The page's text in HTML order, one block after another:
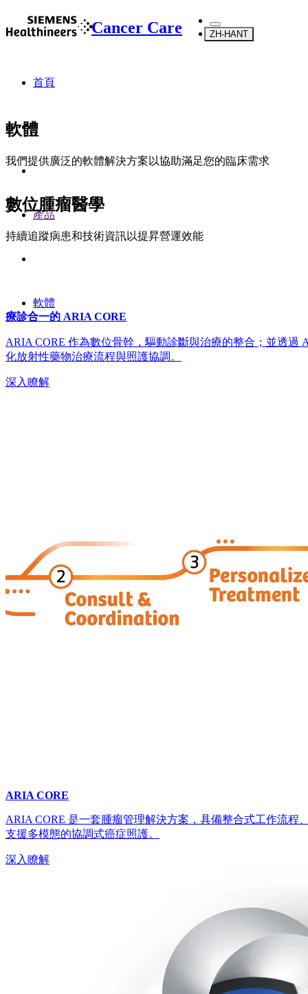
Cancer Care ZH-HANT
首頁
產品
軟體
軟體
我們提供廣泛的軟體解決方案以協助滿足您的臨床需求
數位腫瘤醫學
持續追蹤病患和技術資訊以提昇營運效能
療診合一的 ARIA CORE
ARIA CORE 作為數位骨幹，驅動診斷與治療的整合；並透過
化放射性藥物治療流程與照護協調。
深入瞭解
ARIA CORE
ARIA CORE 是一套腫瘤管理解決方案，具備整合式工作流程
支援多模態的協調式癌症照護。
深入瞭解